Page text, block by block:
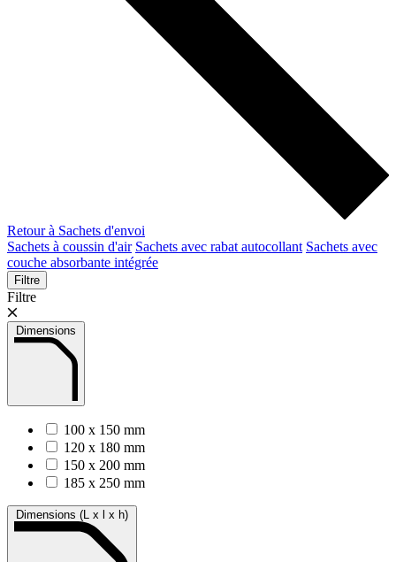
Retour à Sachets d'envoi
Sachets à coussin d'air Sachets avec rabat autocollant Sachets avec
couche absorbante intégrée
Filtre
Filtre
Dimensions
100 x 150 mm
120 x 180 mm
150 x 200 mm
185 x 250 mm
Dimensions (L x l x h)